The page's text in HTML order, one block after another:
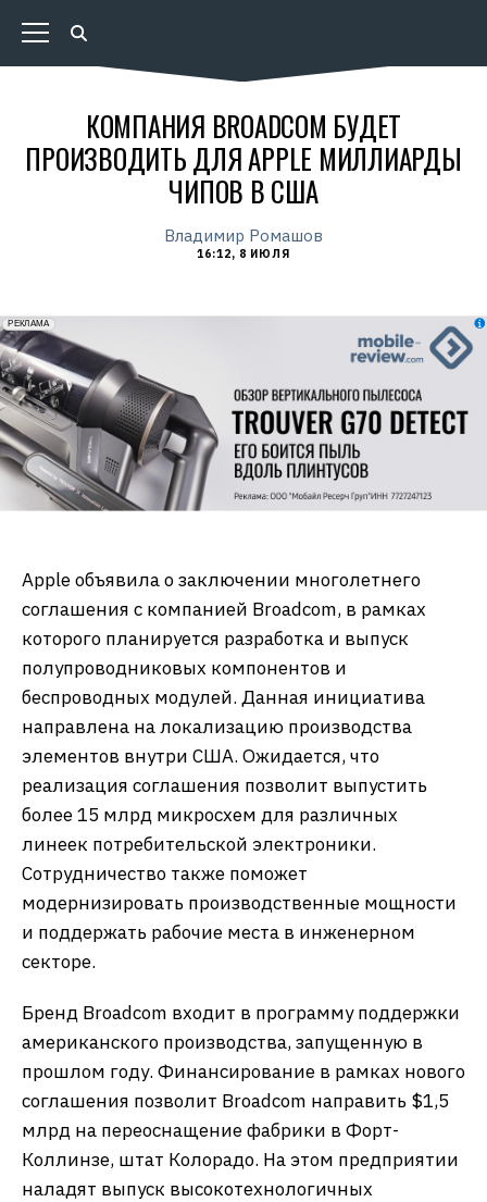
КОМПАНИЯ BROADCOM БУДЕТ
ПРОИЗВОДИТЬ ДЛЯ APPLE МИЛЛИАРДЫ
ЧИПОВ В США
Владимир Ромашов
16:12, 8 ИЮЛЯ
erid: 2VfnxxmNzs5
РЕКЛАМА
Apple объявила о заключении многолетнего
соглашения с компанией Broadcom, в рамках
которого планируется разработка и выпуск
полупроводниковых компонентов и
беспроводных модулей. Данная инициатива
направлена на локализацию производства
элементов внутри США. Ожидается, что
реализация соглашения позволит выпустить
более 15 млрд микросхем для различных
линеек потребительской электроники.
Сотрудничество также поможет
модернизировать производственные мощности
и поддержать рабочие места в инженерном
секторе.
Бренд Broadcom входит в программу поддержки
американского производства, запущенную в
прошлом году. Финансирование в рамках нового
соглашения позволит Broadcom направить $1,5
млрд на переоснащение фабрики в Форт-
Коллинзе, штат Колорадо. На этом предприятии
наладят выпуск высокотехнологичных